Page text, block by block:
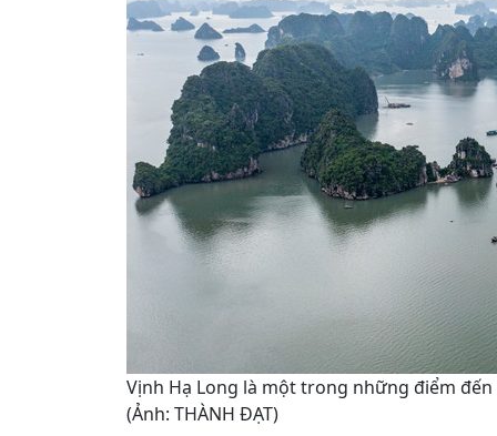
Vịnh Hạ Long là một trong những điểm
(Ảnh: THÀNH ĐẠT)